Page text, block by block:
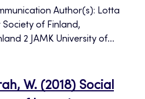
Author(s): Lotta
Society of Finland,
2 JAMK University of...
W. (2018) Social